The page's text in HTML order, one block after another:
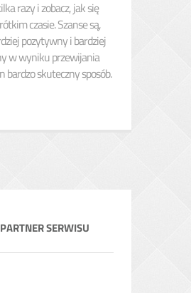
razy i zobacz, jak się
czasie. Szanse są,
pozytywny i bardziej
w wyniku przewijania
bardzo skuteczny sposób.
PARTNER SERWISU